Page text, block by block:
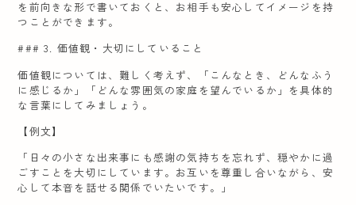
を前向きな形で書いておくと、お相手も安心してイメージを持
つことができます。
### 3. 価値観・大切にしていること
価値観については、難しく考えず、「こんなとき、どんなふう
に感じるか」「どんな雰囲気の家庭を望んでいるか」を具体的
な言葉にしてみましょう。
【例文】
「日々の小さな出来事にも感謝の気持ちを忘れず、穏やかに過
ごすことを大切にしています。お互いを尊重し合いながら、安
心して本音を話せる関係でいたいです。」